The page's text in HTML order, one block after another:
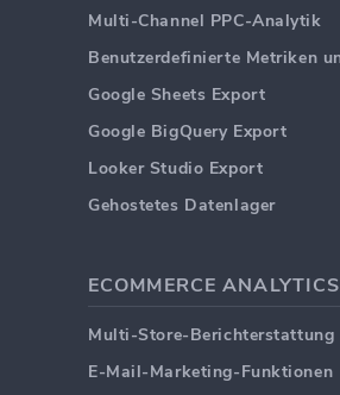
Multi-Channel PPC-Analytik
Google Sheets Export
Google BigQuery Export
Looker Studio Export
Gehostetes Datenlager
ECOMMERCE ANALYTICS
Multi-Store-Berichterstattung
E-Mail-Marketing-Funktionen